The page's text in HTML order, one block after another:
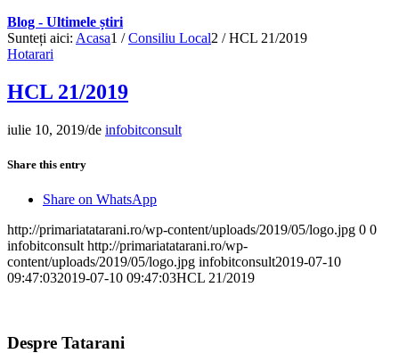
Blog - Ultimele știri
Sunteți aici: Acasa1 / Consiliu Local2 / HCL 21/2019
Hotarari
HCL 21/2019
iulie 10, 2019/de infobitconsult
Share this entry
Share on WhatsApp
http://primariatatarani.ro/wp-content/uploads/2019/05/logo.jpg 0 0
infobitconsult http://primariatatarani.ro/wp-
content/uploads/2019/05/logo.jpg infobitconsult2019-07-10
09:47:032019-07-10 09:47:03HCL 21/2019
Despre Tatarani